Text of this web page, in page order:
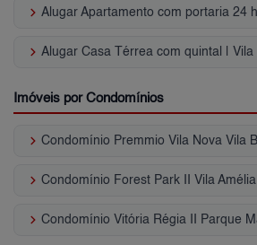
keyboard_arrow_right
keyboard_arrow_right
Imóveis por Condomínios
keyboard_arrow_right
keyboard_arrow_right Condomínio Forest Park II Vila Amélia
keyboard_arrow_right Condomínio Vitória Régia II Parque